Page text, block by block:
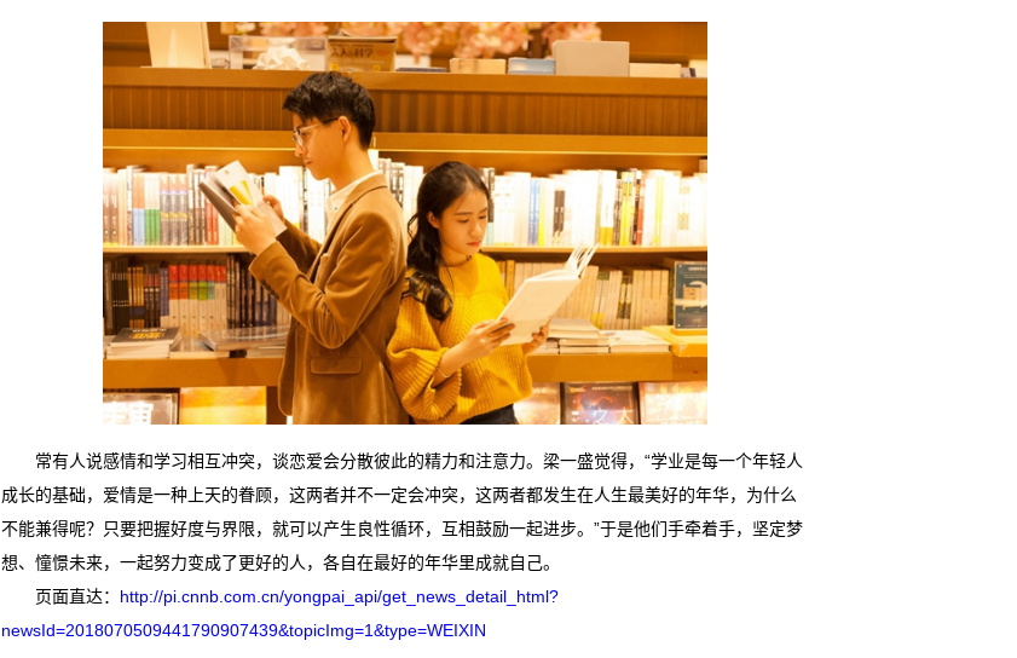
常有人说感情和学习相互冲突，谈恋爱会分散彼此的精力和注意力。梁一盛觉得，“学业是每一个年轻人
成长的基础，爱情是一种上天的眷顾，这两者并不一定会冲突，这两者都发生在人生最美好的年华，为什么
不能兼得呢？只要把握好度与界限，就可以产生良性循环，互相鼓励一起进步。”于是他们手牵着手，坚定梦
想、憧憬未来，一起努力变成了更好的人，各自在最好的年华里成就自己。
页面直达： http://pi.cnnb.com.cn/yongpai_api/get_news_detail_html?
newsId=2018070509441790907439&topicImg=1&type=WEIXIN